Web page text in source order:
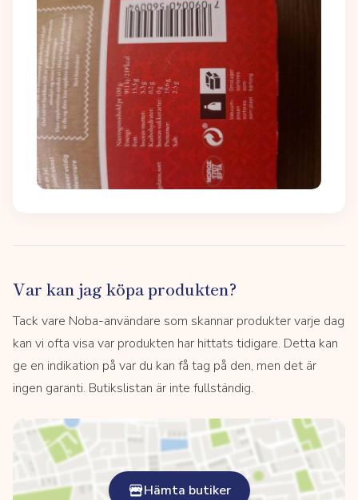
Var kan jag köpa produkten?
Tack vare Noba-användare som skannar produkter varje dag
kan vi ofta visa var produkten har hittats tidigare. Detta kan
ge en indikation på var du kan få tag på den, men det är
ingen garanti. Butikslistan är inte fullständig.
Hämta butiker